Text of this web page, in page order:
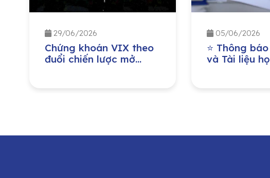
29/06/2026
Chứng khoán VIX theo
đuổi chiến lược mở
05/06/2026
⭐ Thông
và Tài liệu